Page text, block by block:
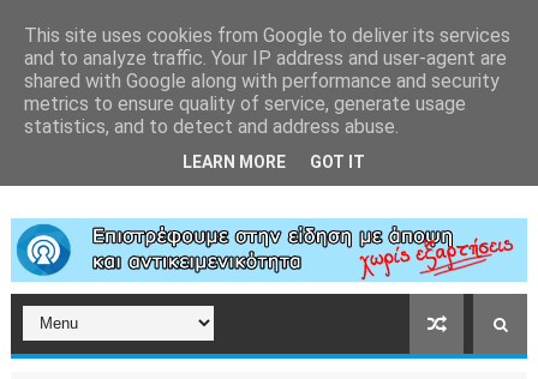
This site uses cookies from Google to deliver its services
and to analyze traffic. Your IP address and user-agent are
shared with Google along with performance and security
metrics to ensure quality of service, generate usage
statistics, and to detect and address abuse.
LEARN MORE GOT IT